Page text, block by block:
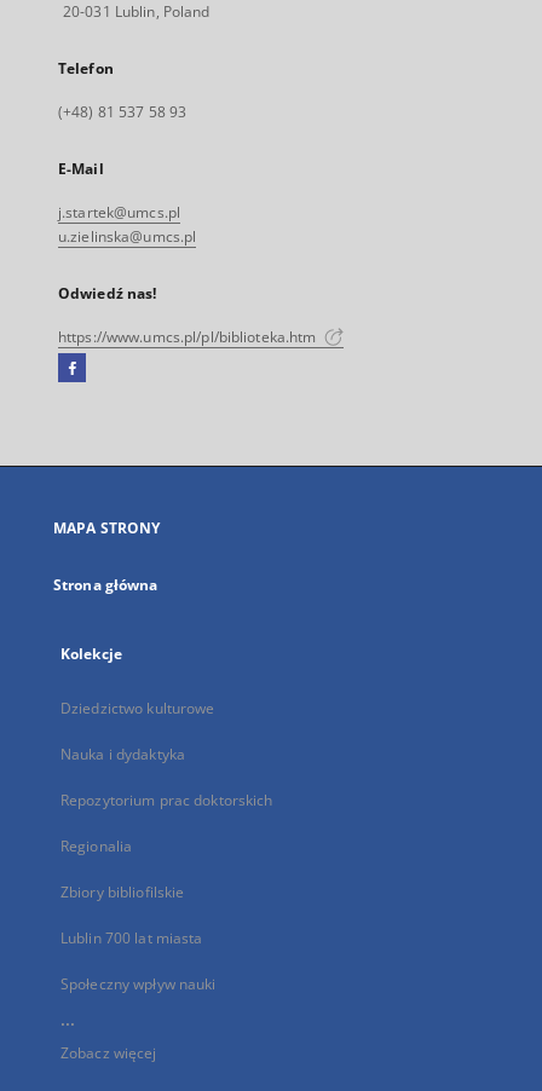
20-031 Lublin, Poland
Telefon
(+48) 81 537 58 93
E-Mail
j.startek@umcs.pl
u.zielinska@umcs.pl
Odwiedź nas!
https://www.umcs.pl/pl/biblioteka.htm
Facebook
się
karcie
MAPA STRONY
Strona główna
Kolekcje
Dziedzictwo kulturowe
Nauka i dydaktyka
Repozytorium prac doktorskich
Regionalia
Zbiory bibliofilskie
Lublin 700 lat miasta
Społeczny wpływ nauki
...
Zobacz więcej